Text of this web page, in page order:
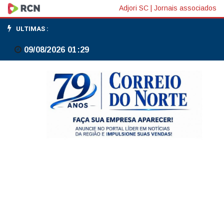
Mega-
Sena
acumula
novamente
prêmio
Adjori SC Jornais associados
ULTIMAS :
09/08/2026 01:29